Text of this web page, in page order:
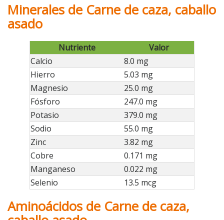
Minerales de Carne de caza, caballo
asado
Nutriente
Valor
Calcio
8.0 mg
Hierro
5.03 mg
Magnesio
25.0 mg
Fósforo
247.0 mg
Potasio
379.0 mg
Sodio
55.0 mg
Zinc
3.82 mg
Cobre
0.171 mg
Manganeso
0.022 mg
Selenio
13.5 mcg
Aminoácidos de Carne de caza,